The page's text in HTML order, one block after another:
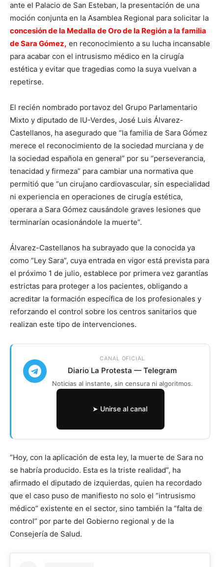
ante el Palacio de San Esteban, la presentación de una
moción conjunta en la Asamblea Regional para solicitar la
concesión de la Medalla de Oro de la Región a la familia
de Sara Gómez, en reconocimiento a su lucha incansable
para acabar con el intrusismo médico en la cirugía
estética y evitar que tragedias como la suya vuelvan a
repetirse.
El recién nombrado portavoz del Grupo Parlamentario
Mixto y diputado de IU-Verdes, José Luis Álvarez-
Castellanos, ha asegurado que “la familia de Sara Gómez
merece el reconocimiento de la sociedad murciana y de
la sociedad española en general” por su “perseverancia,
tenacidad y firmeza” para cambiar una normativa que
permitió que “un cirujano cardiovascular, sin especialidad
ni experiencia en operaciones de cirugía estética,
operara a Sara Gómez causándole graves lesiones que
terminarían ocasionándole la muerte”.
Álvarez-Castellanos ha subrayado que la conocida ya
como “Ley Sara”, cuya entrada en vigor está prevista para
el próximo 1 de julio, establece por primera vez garantías
estrictas para proteger a los pacientes, obligando a
acreditar la formación específica de los profesionales y
reforzando el control sobre los centros sanitarios que
realizan este tipo de intervenciones.
CANAL OFICIAL
Diario La Protesta — Telegram
Noticias al instante, sin censura ni algoritmos.
➤ Unirse al canal
“Hoy, con la aplicación de esta ley, la muerte de Sara no
se habría producido. Esta es la triste realidad”, ha
afirmado el diputado de izquierdas, quien ha recordado
que el caso puso de manifiesto no solo el “intrusismo
médico” existente en el sector, sino también la “falta de
control” por parte del Gobierno regional y de la
Consejería de Salud.